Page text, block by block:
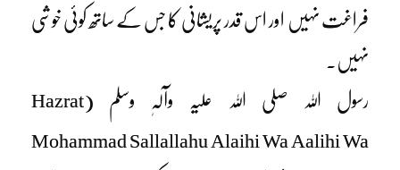
فراغت نہیں اور اس قدر پریشانی کا جس کے ساتھ کوئی خوشی
نہیں۔
رسول اللہ صلی اللہ علیہ وآلہٖ وسلم (Hazrat
Mohammad Sallallahu Alaihi Wa Aalihi Wa